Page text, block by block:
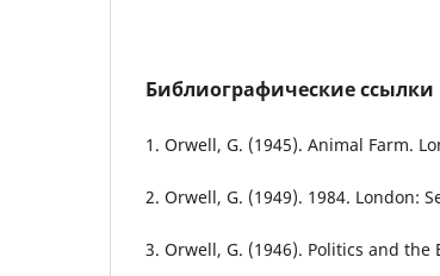
Библиографические ссылки
1. Orwell, G. (1945). Animal Farm.
2. Orwell, G. (1949). 1984. London:
3. Orwell, G. (1946). Politics and the